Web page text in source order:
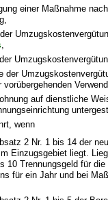
einer Maßnahme
der
auf dienstliche
wenn
2 Nr. 1 bis 14 der
Einzugsgebiet liegt.
10 Trennungsgeld für
für ein Jahr und bei